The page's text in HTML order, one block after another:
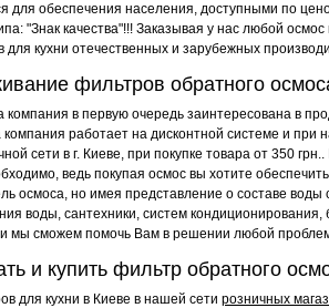
для обеспечения населения, доступными по
"Знак качества"!!! Заказывая у нас любой
кухни отечественных и зарубежных
фильтров обратного
компания в первую очередь заинтересована в
работает на дисконтной системе и
сети в г. Киеве, при покупке товара от 350
ведь покупая осмос вы хотите
осмоса, но имея представление о составе
воды, сантехники, систем
мы сможем помочь Вам в решении любой
и купить фильтр обратного
для кухни в Киеве в нашей сетирозничных